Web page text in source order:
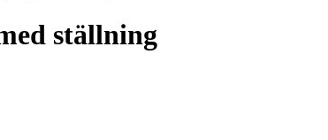
ställning